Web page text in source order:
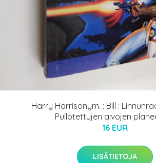
Harry Harrisonym. : Bill :
Pullotettujen aivojen
16 EUR
LISÄTIETOJA